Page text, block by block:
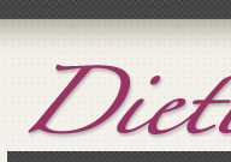
ОтворетеGoogle.bg
Потърсете "Cloxy"